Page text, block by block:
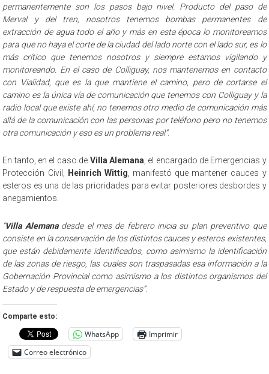
permanentemente son los pasos bajo nivel. Producto del paso de
Merval y del tren, nosotros tenemos bombas permanentes de
extracción de agua todo el año y más en esta época lo monitoreamos
para que no haya el corte de la ciudad del lado norte con el lado sur, es lo
más crítico que tenemos nosotros y siempre estamos vigilando y
monitoreando. En el caso de Colliguay, nos mantenemos en contacto
con Vialidad, que es la que mantiene el camino, pero de cortarse el
camino es la única vía de comunicación que tenemos con Colliguay y la
radio local que existe ahí, no tenemos otro medio de comunicación más
allá de la comunicación con las personas por teléfono pero no tenemos
otra comunicación y eso es un problema real”.
En tanto, en el caso de Villa Alemana, el encargado de Emergencias y
Protección Civil, Heinrich Wittig, manifestó que mantener cauces y
esteros es una de las prioridades para evitar posteriores desbordes y
anegamientos.
“Villa Alemanadesde el mes de febrero inicia su plan preventivo que
consiste en la conservación de los distintos cauces y esteros existentes,
que están debidamente identificados, como asimismo la identificación
de las zonas de riesgo, las cuales son traspasadas esa información a la
Gobernación Provincial como asimismo a los distintos organismos del
Estado y de respuesta de emergencias”.
Comparte esto:
WhatsApp
Imprimir
Correo electrónico